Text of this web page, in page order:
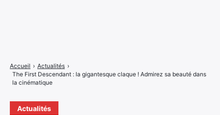
Actualités
Accueil › Actualités ›
The First Descendant : la gigantesque claque ! Admirez sa beauté dans
la cinématique